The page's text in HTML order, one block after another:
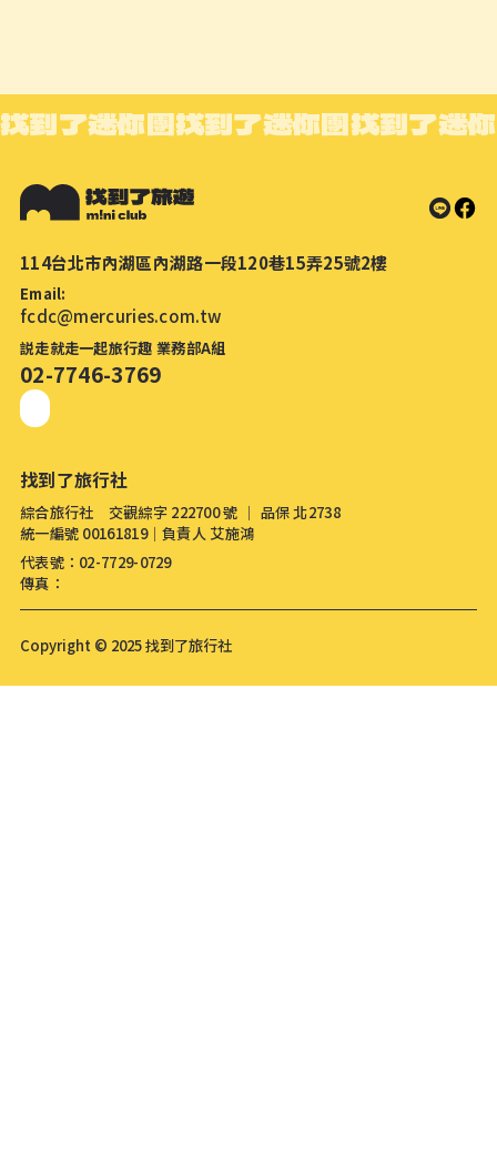
找到了迷你團找到了迷你團找到了迷
114台北市內湖區內湖路一段120巷15弄25號2樓
Email:
fcdc@mercuries.com.tw
説走就走一起旅行趣 業務部A組
02-7746-3769
找到了旅行社
綜合旅行社 交觀綜字 222700 號 │ 品保 北2738
統一編號 00161819│負責人 艾施鴻
代表號：02-7729-0729
傳真：
Copyright © 2025 找到了旅行社